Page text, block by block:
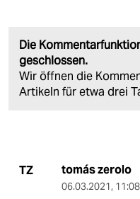
Die
geschlossen.
Wir öffnen die
Artikeln für etwa drei
TZ tomás zerolo
06.03.2021,